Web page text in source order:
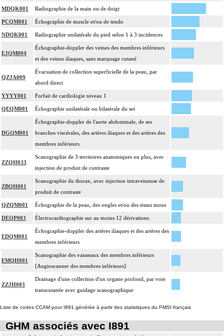
MDQK001 Radiographie de la main ou de doigt
PCQM001 Échographie de muscle et/ou de tendo
NDQK001 Radiographie unilatérale du pied selon 1 à 3 incidences
EJQM004
Échographie-doppler des veines des membres inférieurs
et des veines iliaques, sans marquage cutané
QZJA009
Évacuation de collection superficielle de la peau, par
abord direct
YYYY001 Forfait de cardiologie niveau 1
QEQM001 Échographie unilatérale ou bilatérale du sei
DGQM001
Échographie-doppler de l'aorte abdominale, de ses
branches viscérales, des artères iliaques et des artères des
membres inférieurs
ZZQH033
Scanographie de 3 territoires anatomiques ou plus, avec
injection de produit de contraste
ZBQH001
Scanographie du thorax, avec injection intraveineuse de
produit de contraste
QZQM001 Échographie de la peau, des ongles et/ou des tissus mous
DEQP003 Électrocardiographie sur au moins 12 dérivations
EDQM001
Échographie-doppler des artères iliaques et des artères des
membres inférieurs
EMQH001
Scanographie des vaisseaux des membres inférieurs
[Angioscanner des membres inférieurs]
ZZJH003
Drainage d'une collection d'un organe profond, par voie
transcutanée avec guidage scanographique
Liste de codes CCAM pour I891 générée à partir des statistiques du PMSI français
GHM associés avec I891